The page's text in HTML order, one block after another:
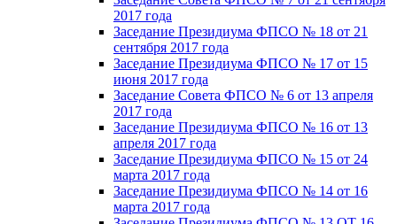
2017 года
Заседание Президиума ФПСО № 18 от 21
сентября 2017 года
Заседание Президиума ФПСО № 17 от 15
июня 2017 года
Заседание Совета ФПСО № 6 от 13 апреля
2017 года
Заседание Президиума ФПСО № 16 от 13
апреля 2017 года
Заседание Президиума ФПСО № 15 от 24
марта 2017 года
Заседание Президиума ФПСО № 14 от 16
марта 2017 года